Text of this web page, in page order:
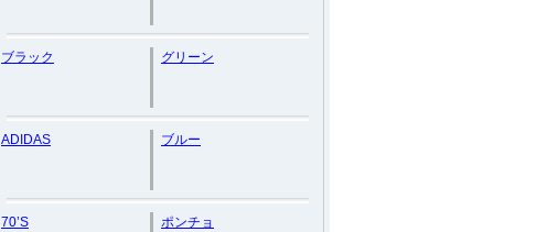
ブラック グリーン
ADIDAS ブルー
70’S ポンチョ